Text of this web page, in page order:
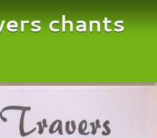
chants